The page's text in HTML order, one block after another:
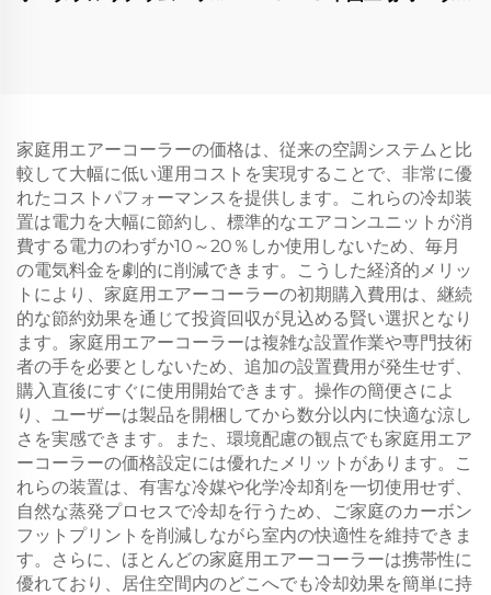
家庭用エアーコーラーの価格は、従来の空調システムと比
較して大幅に低い運用コストを実現することで、非常に優
れたコストパフォーマンスを提供します。これらの冷却装
置は電力を大幅に節約し、標準的なエアコンユニットが消
費する電力のわずか10～20％しか使用しないため、毎月
の電気料金を劇的に削減できます。こうした経済的メリッ
トにより、家庭用エアーコーラーの初期購入費用は、継続
的な節約効果を通じて投資回収が見込める賢い選択となり
ます。家庭用エアーコーラーは複雑な設置作業や専門技術
者の手を必要としないため、追加の設置費用が発生せず、
購入直後にすぐに使用開始できます。操作の簡便さによ
り、ユーザーは製品を開梱してから数分以内に快適な涼し
さを実感できます。また、環境配慮の観点でも家庭用エア
ーコーラーの価格設定には優れたメリットがあります。こ
れらの装置は、有害な冷媒や化学冷却剤を一切使用せず、
自然な蒸発プロセスで冷却を行うため、ご家庭のカーボン
フットプリントを削減しながら室内の快適性を維持できま
す。さらに、ほとんどの家庭用エアーコーラーは携帯性に
優れており、居住空間内のどこへでも冷却効果を簡単に持